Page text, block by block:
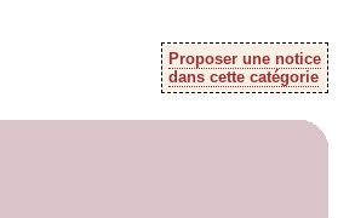
Proposer une notice
dans cette catégorie